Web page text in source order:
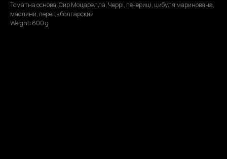
Томатна основа, Сир Моцарелла, Черрі, печериці, цибуля маринована,
маслини, перець болгарский
Weight: 600 g